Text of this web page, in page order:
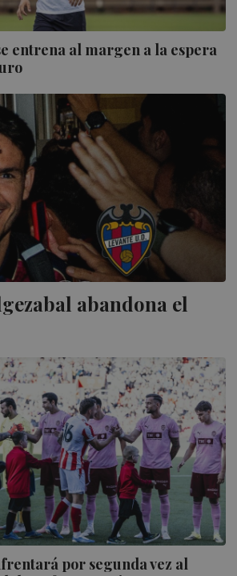
entrena al margen a la espera
abandona el
por segunda vez al